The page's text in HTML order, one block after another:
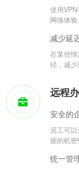
使用
网络体验
减少延
在某些
径，减少
远程
安全的
员工可
据的机密
统一管